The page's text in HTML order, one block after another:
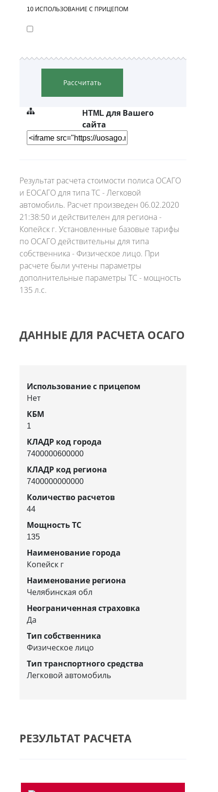
10 ИСПОЛЬЗОВАНИЕ С ПРИЦЕПОМ
Рассчитать
HTML для Вашего
сайта
Результат расчета стоимости полиса ОСАГО
и ЕОСАГО для типа ТС - Легковой
автомобиль. Расчет произведен 06.02.2020
21:38:50 и действителен для региона -
Копейск г. Установленные базовые тарифы
по ОСАГО действительны для типа
собственника - Физическое лицо. При
расчете были учтены параметры
дополнительные параметры ТС - мощность
135 л.с.
ДАННЫЕ ДЛЯ РАСЧЕТА ОСАГО
Использование с прицепом
Нет
КБМ
1
КЛАДР код города
7400000600000
КЛАДР код региона
7400000000000
Количество расчетов
44
Мощность ТС
135
Наименование города
Копейск г
Наименование региона
Челябинская обл
Неограниченная страховка
Да
Тип собственника
Физическое лицо
Тип транспортного средства
Легковой автомобиль
РЕЗУЛЬТАТ РАСЧЕТА